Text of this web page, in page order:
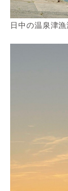
日中の温泉津漁